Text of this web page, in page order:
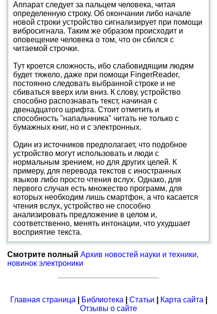
Аппарат следует за пальцем человека, читая
определенную строку. Об окончании либо начале
новой строки устройство сигнализирует при помощи
вибросигнала. Таким же образом происходит и
оповещение человека о том, что он сбился с
читаемой строчки.
Тут кроется сложность, ибо слабовидящим людям
будет тяжело, даже при помощи FingerReader,
постоянно следовать выбранной строке и не
сбиваться вверх или вниз. К слову, устройство
способно распознавать текст, начиная с
двенадцатого шрифта. Стоит отметить и
способность "напальчника" читать не только с
бумажных книг, но и с электронных.
Один из источников предполагает, что подобное
устройство могут использовать и люди с
нормальным зрением, но для других целей. К
примеру, для перевода текстов с иностранных
языков либо просто чтения вслух. Однако, для
первого случая есть множество программ, для
которых необходим лишь смартфон, а что касается
чтения вслух, устройство не способно
анализировать предложение в целом и,
соответственно, менять интонации, что ухудшает
восприятие текста.
Смотрите полный Архив новостей науки и техники,
новинок электроники
Главная страница Библиотека Статьи Карта сайта
Отзывы о сайте